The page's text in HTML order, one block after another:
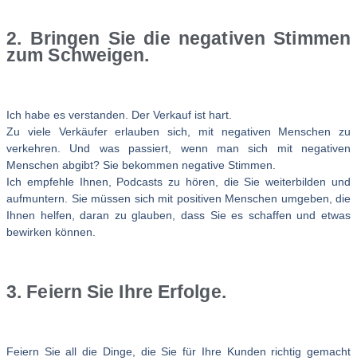
2. Bringen Sie die negativen Stimmen
zum Schweigen.
Ich habe es verstanden. Der Verkauf ist hart.
Zu viele Verkäufer erlauben sich, mit negativen Menschen zu
verkehren. Und was passiert, wenn man sich mit negativen
Menschen abgibt? Sie bekommen negative Stimmen.
Ich empfehle Ihnen, Podcasts zu hören, die Sie weiterbilden und
aufmuntern. Sie müssen sich mit positiven Menschen umgeben, die
Ihnen helfen, daran zu glauben, dass Sie es schaffen und etwas
bewirken können.
3. Feiern Sie Ihre Erfolge.
Feiern Sie all die Dinge, die Sie für Ihre Kunden richtig gemacht